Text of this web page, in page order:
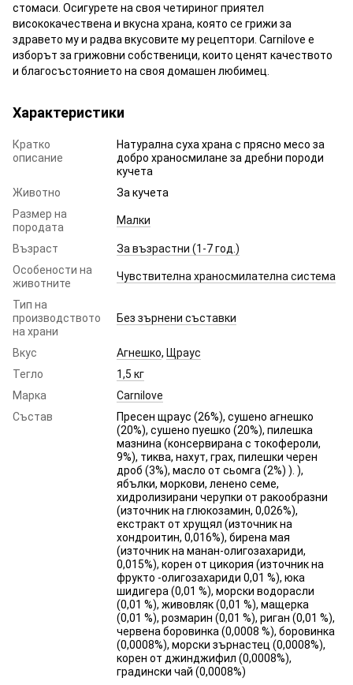
стомаси. Осигурете на своя четириног приятел
висококачествена и вкусна храна, която се грижи за
здравето му и радва вкусовите му рецептори. Carnilove е
изборът за грижовни собственици, които ценят качеството
и благосъстоянието на своя домашен любимец.
Характеристики
Кратко
описание
Натурална суха храна с прясно месо за
добро храносмилане за дребни породи
кучета
Животно
За кучета
Размер на
породата
Малки
Възраст
За възрастни (1-7 год.)
Особености на
животните
Чувствителна храносмилателна система
Тип на
производството
на храни
Без зърнени съставки
Вкус Агнешко, Щраус
Тегло
1,5 кг
Марка
Carnilove
Състав
Пресен щраус (26%), сушено агнешко
(20%), сушено пуешко (20%), пилешка
мазнина (консервирана с токофероли,
9%), тиква, нахут, грах, пилешки черен
дроб (3%), масло от сьомга (2%) ). ),
ябълки, моркови, ленено семе,
хидролизирани черупки от ракообразни
(източник на глюкозамин, 0,026%),
екстракт от хрущял (източник на
хондроитин, 0,016%), бирена мая
(източник на манан-олигозахариди,
0,015%), корен от цикория (източник на
фрукто -олигозахариди 0,01 %), юка
шидигера (0,01 %), морски водорасли
(0,01 %), живовляк (0,01 %), мащерка
(0,01 %), розмарин (0,01 %), риган (0,01 %),
червена боровинка (0,0008 %), боровинка
(0,0008%), морски зърнастец (0,0008%),
корен от джинджифил (0,0008%),
градински чай (0,0008%)